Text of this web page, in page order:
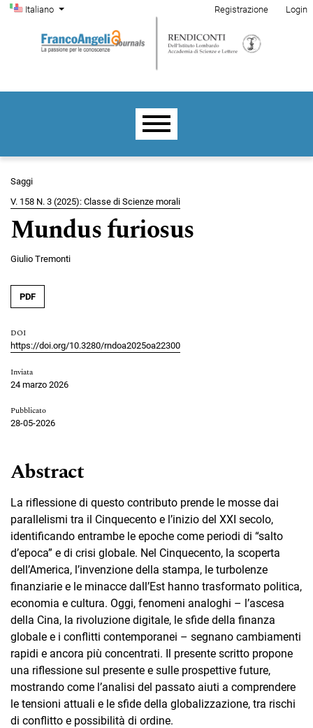
Salta al menu principale di navigazione
Salta al contenuto principale
Salta al piè di pagina del sito
Cambia la lingua. La lingua corrente è:
Italiano
Menu di amministrazione
Registrazione Login
Menu principale
Saggi
V. 158 N. 3 (2025): Classe di Scienze morali
Mundus furiosus
Giulio Tremonti
PDF
DOI
https://doi.org/10.3280/rndoa2025oa22300
Inviata
24 marzo 2026
Pubblicato
28-05-2026
Abstract
La riflessione di questo contributo prende le mosse dai
parallelismi tra il Cinquecento e l’inizio del XXI secolo,
identificando entrambe le epoche come periodi di “salto
d’epoca” e di crisi globale. Nel Cinquecento, la scoperta
dell’America, l’invenzione della stampa, le turbolenze
finanziarie e le minacce dall’Est hanno trasformato politica,
economia e cultura. Oggi, fenomeni analoghi – l’ascesa
della Cina, la rivoluzione digitale, le sfide della finanza
globale e i conflitti contemporanei – segnano cambiamenti
rapidi e ancora più concentrati. Il presente scritto propone
una riflessione sul presente e sulle prospettive future,
mostrando come l’analisi del passato aiuti a comprendere
le tensioni attuali e le sfide della globalizzazione, tra rischi
di conflitto e possibilità di ordine.